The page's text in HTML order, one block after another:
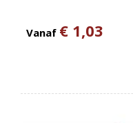
Vanaf € 1,03